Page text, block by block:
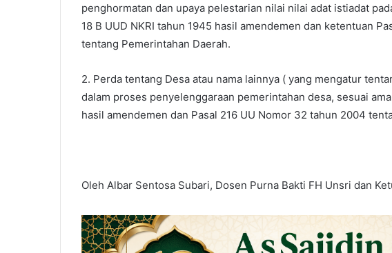
penghormatan dan upaya pelestarian nilai nilai adat istiadat
18 B UUD NKRI tahun 1945 hasil amendemen dan ketentuan
tentang Pemerintahan Daerah.
2. Perda tentang Desa atau nama lainnya ( yang mengatur
dalam proses penyelenggaraan pemerintahan desa, sesuai
hasil amendemen dan Pasal 216 UU Nomor 32 tahun 2004
Oleh Albar Sentosa Subari, Dosen Purna Bakti FH Unsri dan